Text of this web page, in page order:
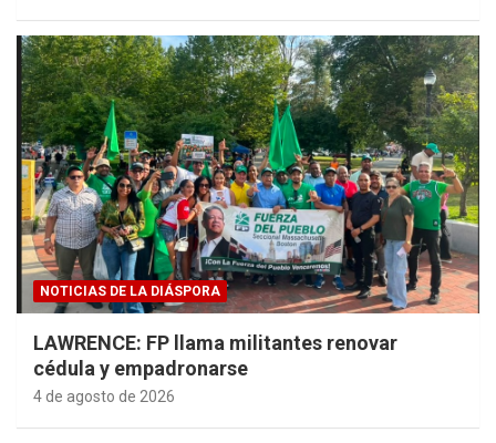
NOTICIAS DE LA DIÁSPORA
LAWRENCE: FP llama militantes renovar
cédula y empadronarse
4 de agosto de 2026